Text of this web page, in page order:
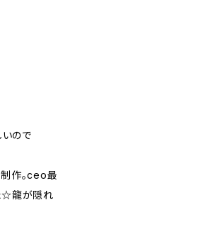
ので
作。ceo最
☆龍が隠れ